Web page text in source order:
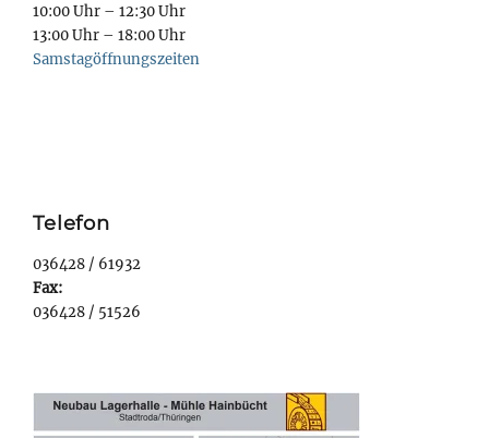
10:00 Uhr – 12:30 Uhr
13:00 Uhr – 18:00 Uhr
Samstagöffnungszeiten
Telefon
036428 / 61932
Fax:
036428 / 51526